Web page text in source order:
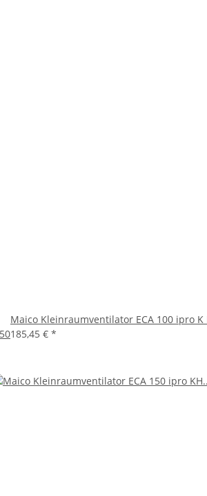
Maico Kleinraumventilator ECA 100 ipro
185,45 € *